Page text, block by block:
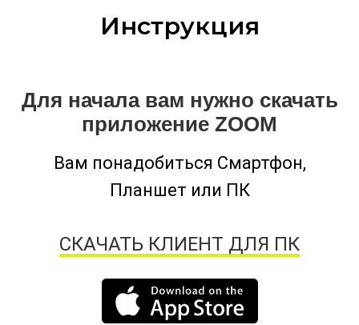
Инструкция
Для начала вам нужно скачать
приложение ZOOM
Вам понадобиться Смартфон,
Планшет или ПК
СКАЧАТЬ КЛИЕНТ ДЛЯ ПК